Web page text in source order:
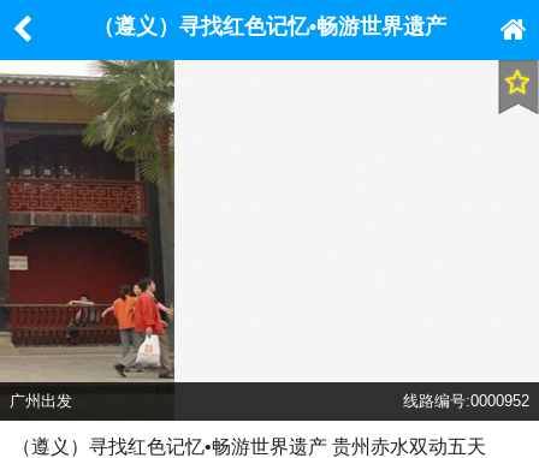
（遵义）寻找红色记忆•畅游世界遗产
广州出发 线路编号:0000952
（遵义）寻找红色记忆•畅游世界遗产 贵州赤水双动五天